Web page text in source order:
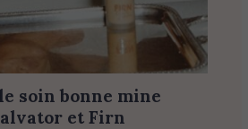
soin bonne mine
et Firn